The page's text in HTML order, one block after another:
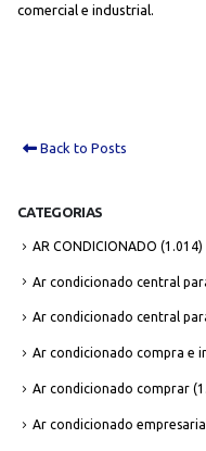
comercial e industrial.
Back to Posts
CATEGORIAS
AR CONDICIONADO (1.014)
Ar condicionado central
Ar condicionado central
Ar condicionado compra e
Ar condicionado comprar
Ar condicionado